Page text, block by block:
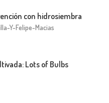
con hidrosiembra
Y-Felipe-Macias
Lots of Bulbs